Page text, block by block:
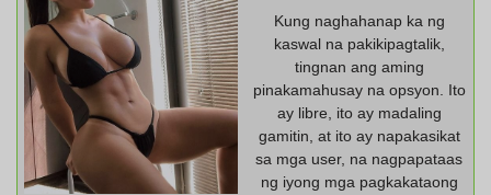
Kung naghahanap ka ng
kaswal na pakikipagtalik,
tingnan ang aming
pinakamahusay na opsyon. Ito
ay libre, ito ay madaling
gamitin, at ito ay napakasikat
sa mga user, na nagpapataas
ng iyong mga pagkakataong